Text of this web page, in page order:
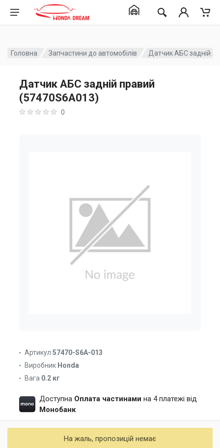
Головна Запчастини до автомобілів Датчик АБС задній
Датчик АБС задній правий
(57470S6A013)
0
Артикул 57470-S6A-013
Виробник Honda
Вага 0.2 кг
Доступна Оплата частинами на 4 платежі від
Монобанк
На жаль, пропозицій немає